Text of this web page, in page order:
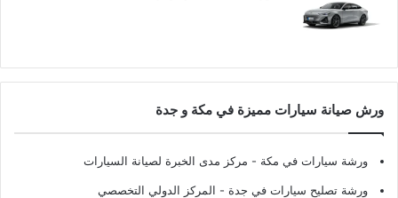
ورش صيانة سيارات مميزة في مكة و جدة
ورشة سيارات في مكة - مركز مدى الخبرة لصيانة السيارات
ورشة تصليح سيارات في جدة - المركز الدولي التخصصي